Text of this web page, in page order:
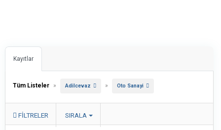
Kayıtlar
Tüm Listeler » Adilcevaz » Oto Sanayi
FILTRELER SIRALA